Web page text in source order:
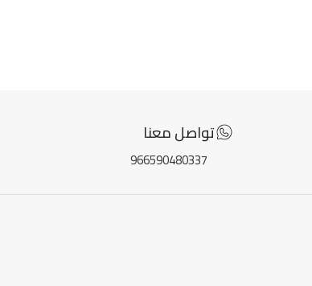
تواصل معنا
966590480337